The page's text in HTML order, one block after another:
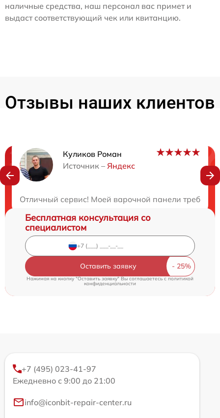
наличные средства, наш персонал вас примет и
выдаст соответствующий чек или квитанцию.
Отзывы наших клиентов
Куликов Роман
Источник – Яндекс
Отличный сервис! Моей варочной панели
Нужна консультация?
Бесплатная консультация со
специалистом
Оставить заявку
Нажимая на кнопку "Оставить заявку" Вы соглашаетесь cполитикой
конфиденциальности
+7 (495) 023-41-97
Ежедневно с 9:00 до 21:00
info@iconbit-repair-center.ru